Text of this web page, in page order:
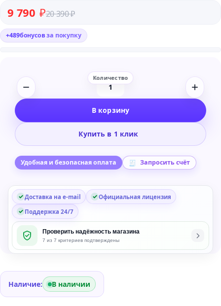
20 390₽
Первоначальная цена составляла 20 390 ₽.
9 790 ₽
Текущая цена: 9 790 ₽.
+489бонусовза покупку
Количество
Spitfire
Producer
В корзину
Купить в 1 клик
Удобная и безопасная оплата Запросить счёт
Доставка на e-mail
Официальная лицензия
Поддержка 24/7
Проверить надёжность магазина
7 из 7 критериев подтверждены
Наличие: В наличии